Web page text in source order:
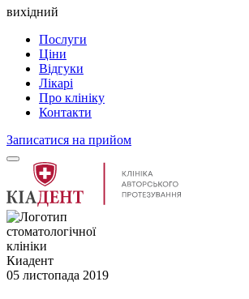
вихідний
Послуги
Ціни
Відгуки
Лікарі
Про клініку
Контакти
Записатися на прийом
05 листопада 2019